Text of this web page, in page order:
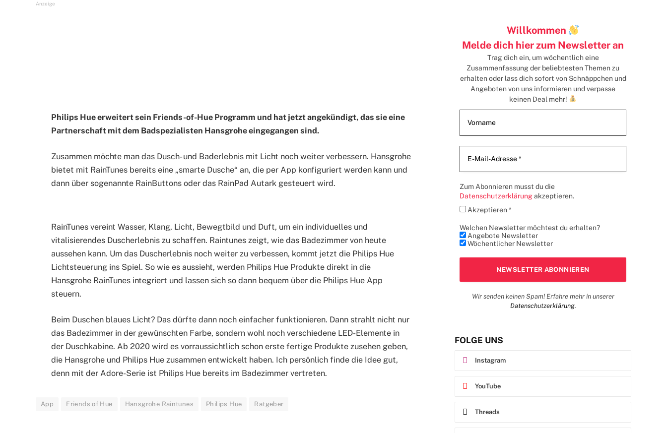
Anzeige
Philips Hue erweitert sein Friends-of-Hue Programm und hat jetzt angekündigt, das sie eine
Partnerschaft mit dem Badspezialisten Hansgrohe eingegangen sind.
Zusammen möchte man das Dusch- und Baderlebnis mit Licht noch weiter verbessern. Hansgrohe
bietet mit RainTunes bereits eine „smarte Dusche“ an, die per App konfiguriert werden kann und
dann über sogenannte RainButtons oder das RainPad Autark gesteuert wird.
RainTunes vereint Wasser, Klang, Licht, Bewegtbild und Duft, um ein individuelles und
vitalisierendes Duscherlebnis zu schaffen. Raintunes zeigt, wie das Badezimmer von heute
aussehen kann. Um das Duscherlebnis noch weiter zu verbessen, kommt jetzt die Philips Hue
Lichtsteuerung ins Spiel. So wie es aussieht, werden Philips Hue Produkte direkt in die
Hansgrohe RainTunes integriert und lassen sich so dann bequem über die Philips Hue App
steuern.
Beim Duschen blaues Licht? Das dürfte dann noch einfacher funktionieren. Dann strahlt nicht nur
das Badezimmer in der gewünschten Farbe, sondern wohl noch verschiedene LED-Elemente in
der Duschkabine. Ab 2020 wird es vorraussichtlich schon erste fertige Produkte zusehen geben,
die Hansgrohe und Philips Hue zusammen entwickelt haben. Ich persönlich finde die Idee gut,
denn mit der Adore-Serie ist Philips Hue bereits im Badezimmer vertreten.
App Friends of Hue Hansgrohe Raintunes Philips Hue Ratgeber
Willkommen
Melde dich hier zum Newsletter an
Trag dich ein, um wöchentlich eine
Zusammenfassung der beliebtesten Themen zu
erhaltenoder lass dich sofort von Schnäppchen und
Angeboten von uns informieren und verpasse
keinen Deal mehr!
Zum Abonnieren musst du die
Datenschutzerklärung akzeptieren.
Akzeptieren *
Welchen Newsletter möchtest du erhalten?
Angebote Newsletter
Wöchentlicher Newsletter
Wir senden keinen Spam! Erfahre mehr in unserer
Datenschutzerklärung.
FOLGE UNS
Instagram
YouTube
Threads